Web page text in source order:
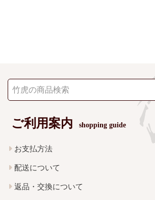
ご利用案内 shopping guide
お支払方法
配送について
返品・交換について